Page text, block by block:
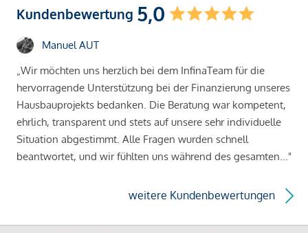
Kundenbewertung 5,0
Manuel AUT
„Wir möchten uns herzlich bei dem InfinaTeam für die
hervorragende Unterstützung bei der Finanzierung unseres
Hausbauprojekts bedanken. Die Beratung war kompetent,
ehrlich, transparent und stets auf unsere sehr individuelle
Situation abgestimmt. Alle Fragen wurden schnell
beantwortet, und wir fühlten uns während des gesamten..."
weitere Kundenbewertungen